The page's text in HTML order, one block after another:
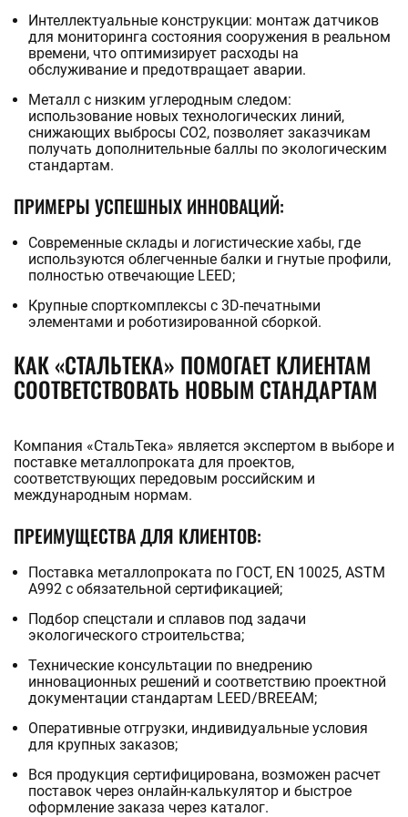
Интеллектуальные конструкции: монтаж датчиков
для мониторинга состояния сооружения в реальном
времени, что оптимизирует расходы на
обслуживание и предотвращает аварии.
Металл с низким углеродным следом:
использование новых технологических линий,
снижающих выбросы CO2, позволяет заказчикам
получать дополнительные баллы по экологическим
стандартам.
ПРИМЕРЫ УСПЕШНЫХ ИННОВАЦИЙ:
Современные склады и логистические хабы, где
используются облегченные балки и гнутые профили,
полностью отвечающие LEED;
Крупные спорткомплексы с 3D-печатными
элементами и роботизированной сборкой.
КАК «СТАЛЬТЕКА» ПОМОГАЕТ КЛИЕНТАМ
СООТВЕТСТВОВАТЬ НОВЫМ СТАНДАРТАМ
Компания «СтальТека» является экспертом в выборе и
поставке металлопроката для проектов,
соответствующих передовым российским и
международным нормам.
ПРЕИМУЩЕСТВА ДЛЯ КЛИЕНТОВ:
Поставка металлопроката по ГОСТ, EN 10025, ASTM
A992 с обязательной сертификацией;
Подбор спецстали и сплавов под задачи
экологического строительства;
Технические консультации по внедрению
инновационных решений и соответствию проектной
документации стандартам LEED/BREEAM;
Оперативные отгрузки, индивидуальные условия
для крупных заказов;
Вся продукция сертифицирована, возможен расчет
поставок через онлайн-калькулятор и быстрое
оформление заказа через каталог.